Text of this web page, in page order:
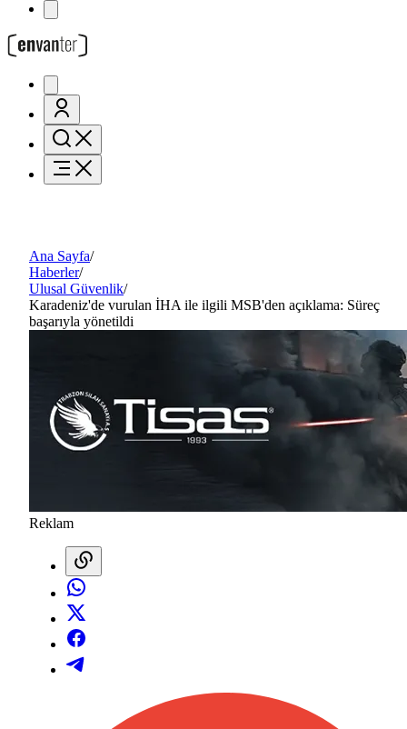
Ana Sayfa/
Haberler/
Ulusal Güvenlik/
Karadeniz'de vurulan İHA ile ilgili MSB'den açıklama: Süreç
başarıyla yönetildi
Reklam